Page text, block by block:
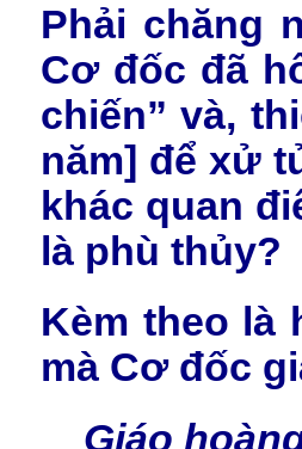
Phải chăng
Cơ đốc đã
chiến” và,
năm] để xử
khác quan
là phù thủy?
Kèm theo là
mà Cơ đốc
Giáo